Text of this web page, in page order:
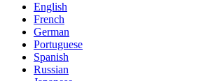
English
French
German
Portuguese
Spanish
Russian